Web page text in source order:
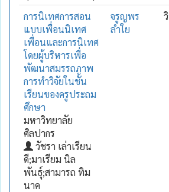
การนิเทศการสอน
แบบเพื่อนนิเทศ
เพื่อนและการนิเทศ
โดยผู้บริหารเพื่อ
พัฒนาสมรรถภาพ
การทำวิจัยในชั้น
เรียนของครูประถม
ศึกษา
มหาวิทยาลัย
ศิลปากร
วัชรา เล่าเรียน
ดี;มาเรียม นิล
พันธุ์;สามารถ ทิม
นาค
จรูญพร
ลำใย